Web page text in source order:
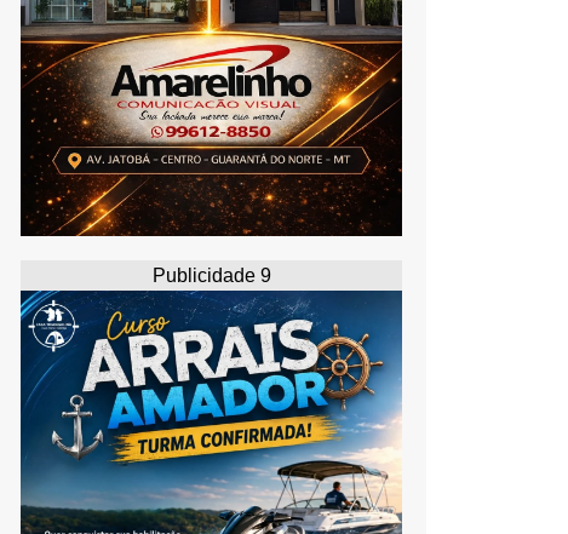
Publicidade 9